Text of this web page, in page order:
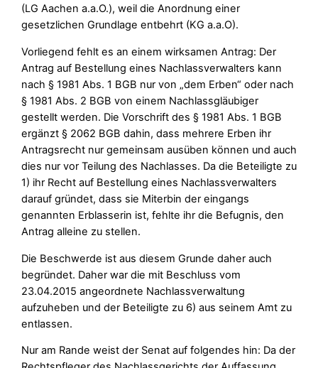
(LG Aachen a.a.O.), weil die Anordnung einer
gesetzlichen Grundlage entbehrt (KG a.a.O).
Vorliegend fehlt es an einem wirksamen Antrag: Der
Antrag auf Bestellung eines Nachlassverwalters kann
nach § 1981 Abs. 1 BGB nur von „dem Erben“ oder nach
§ 1981 Abs. 2 BGB von einem Nachlassgläubiger
gestellt werden. Die Vorschrift des § 1981 Abs. 1 BGB
ergänzt § 2062 BGB dahin, dass mehrere Erben ihr
Antragsrecht nur gemeinsam ausüben können und auch
dies nur vor Teilung des Nachlasses. Da die Beteiligte zu
1) ihr Recht auf Bestellung eines Nachlassverwalters
darauf gründet, dass sie Miterbin der eingangs
genannten Erblasserin ist, fehlte ihr die Befugnis, den
Antrag alleine zu stellen.
Die Beschwerde ist aus diesem Grunde daher auch
begründet. Daher war die mit Beschluss vom
23.04.2015 angeordnete Nachlassverwaltung
aufzuheben und der Beteiligte zu 6) aus seinem Amt zu
entlassen.
Nur am Rande weist der Senat auf folgendes hin: Da der